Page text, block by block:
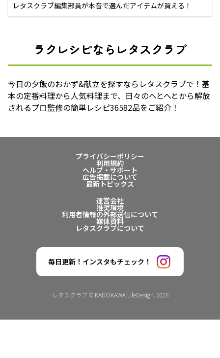
レタスクラブ編集部員が本音で選んだアイテムが買える！
ラクレシピならレタスクラブ
今日の夕飯のおかず&献立を探すならレタスクラブで！基
本の定番料理から人気料理まで、日々のへとへとから解放
されるプロ監修の簡単レシピ36582品をご紹介！
プライバシーポリシー
利用規約
ヘルプ・サポート
広告掲載について
最新トピックス
運営会社
推奨環境
利用者情報の外部送信について
媒体資料
レタスクラブについて
毎日更新！インスタもチェック！
レタスクラブ © KADOKAWA LifeDesign. 2026